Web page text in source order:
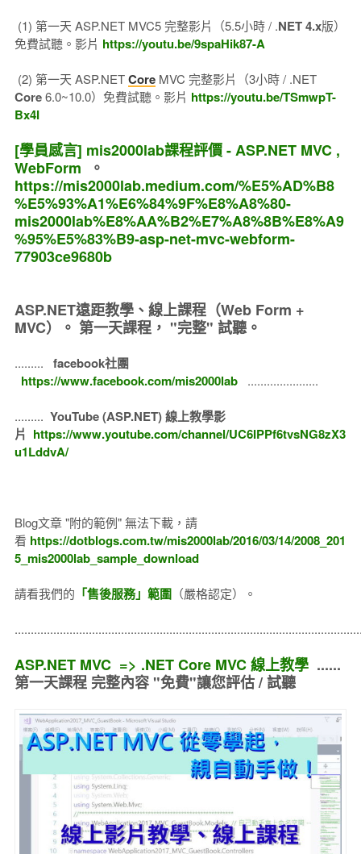
(1) 第一天 ASP.NET MVC5 完整影片（5.5小時 / .NET 4.x版）
免費試聽。影片 https://youtu.be/9spaHik87-A
(2) 第一天 ASP.NETCoreMVC 完整影片（3小時 / .NET
Core6.0~10.0）免費試聽。影片 https://youtu.be/TSmwpT-
Bx4I
[學員感言] mis2000lab課程評價 - ASP.NET MVC ,
WebForm 。
https://mis2000lab.medium.com/%E5%AD%B8
%E5%93%A1%E6%84%9F%E8%A8%80-
mis2000lab%E8%AA%B2%E7%A8%8B%E8%A9
%95%E5%83%B9-asp-net-mvc-webform-
77903ce9680b
ASP.NET遠距教學、線上課程（Web Form +
MVC）。 第一天課程， "完整" 試聽。
.........
facebook社團
https://www.facebook.com/mis2000lab
......................
......... YouTube (ASP.NET) 線上教學影
片 https://www.youtube.com/channel/UC6IPPf6tvsNG8zX3
u1LddvA/
Blog文章 "附的範例" 無法下載，請
看 https://dotblogs.com.tw/mis2000lab/2016/03/14/2008_201
5_mis2000lab_sample_download
請看我們的 「售後服務」範圍（嚴格認定）。
ASP.NET MVC => .NET Core MVC 線上教學......
第一天課程 完整內容 "免費"讓您評估 / 試聽